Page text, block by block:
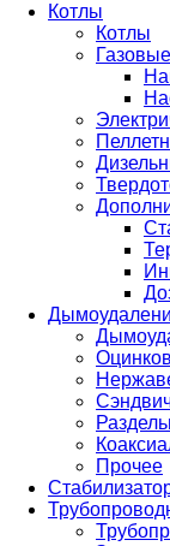
Котлы
Котлы
Газовые
Прочее